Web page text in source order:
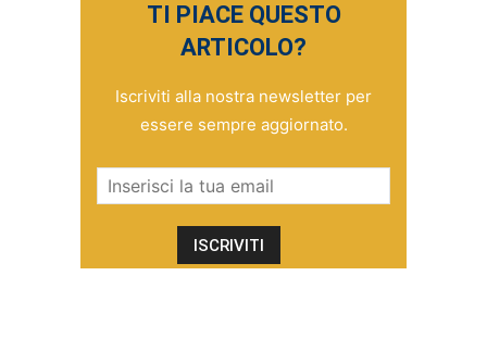
TI PIACE QUESTO
ARTICOLO?
Iscriviti alla nostra newsletter per
essere sempre aggiornato.